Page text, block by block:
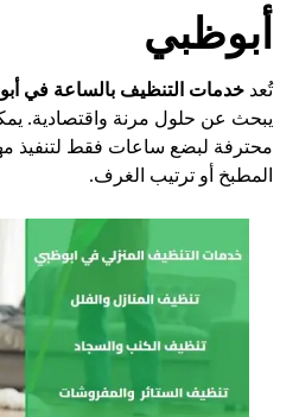
أبوظبي
تُعدخدمات التنظيف بالساعة في
يبحث عن حلول مرنة واقتصادية.
محترفة لبضع ساعات فقط لتنفيذ
المطبخ أو ترتيب الغرف.